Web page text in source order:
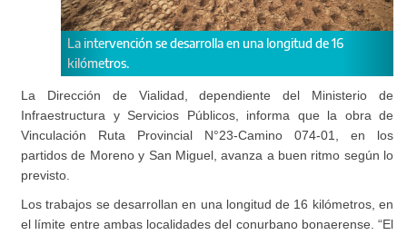
se desarrolla en una longitud de 16
"Cuando uno brinda
La Dirección de Vialidad, dependiente del Ministerio de
Infraestructura y Servicios Públicos, informa que la obra de
Vinculación Ruta Provincial N°23-Camino 074-01, en los
partidos de Moreno y San Miguel, avanza a buen ritmo según lo
previsto.
Los trabajos se desarrollan en una longitud de 16 kilómetros, en
el límite entre ambas localidades del conurbano bonaerense. “El